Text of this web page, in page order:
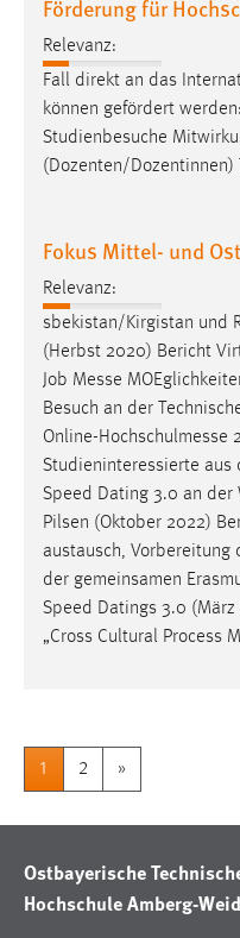
Förderung für
Relevanz:
Fall direkt an das
können gefördert
Studienbesuche
(Dozenten/Dozentinnen)
Fokus Mittel- und
Relevanz:
sbekistan/Kirgistan und
(Herbst 2020) Bericht
Job Messe
Besuch an der
Online-Hochschulmesse
Studieninteressierte aus
Speed Dating 3.0 an der
Pilsen (Oktober 2022)
austausch, Vorbereitung
der gemeinsamen
Speed Datings 3.0
„Cross Cultural Process
1 2 »
Ostbayerische
Hochschule Amberg-